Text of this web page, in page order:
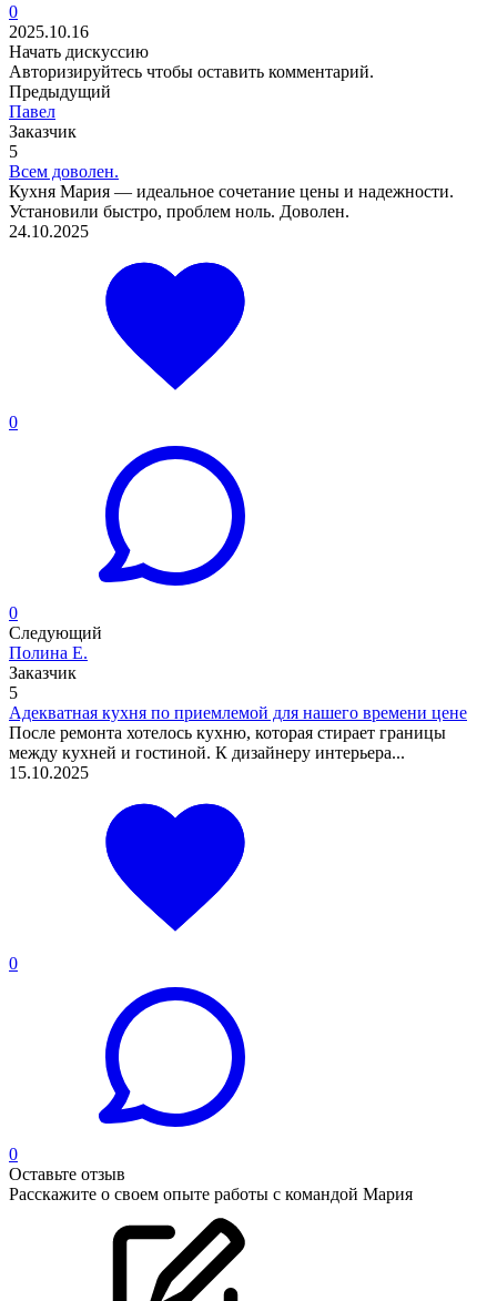
0
2025.10.16
Начать дискуссию
Авторизируйтесь чтобы оставить комментарий.
Предыдущий
Павел
Заказчик
5
Всем доволен.
Кухня Мария — идеальное сочетание цены и надежности.
Установили быстро, проблем ноль. Доволен.
24.10.2025
0
0
Следующий
Полина Е.
Заказчик
5
Адекватная кухня по приемлемой для нашего времени цене
После ремонта хотелось кухню, которая стирает границы
между кухней и гостиной. К дизайнеру интерьера...
15.10.2025
0
0
Оставьте отзыв
Расскажите о своем опыте работы с командой Мария